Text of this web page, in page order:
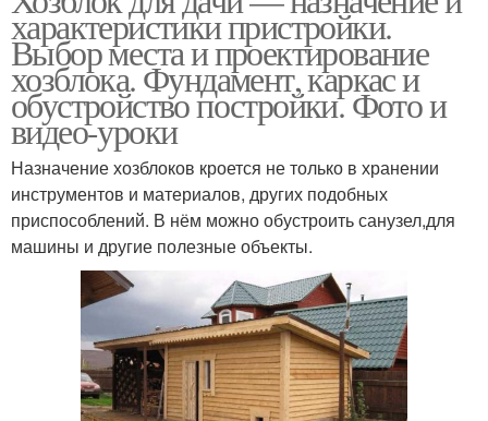
характеристики пристройки.
Выбор места и проектирование
хозблока. Фундамент, каркас и
обустройство постройки. Фото и
видео-уроки
Назначение хозблоков кроется не только в хранении
инструментов и материалов, других подобных
приспособлений. В нём можно обустроить санузел,для
машины и другие полезные объекты.